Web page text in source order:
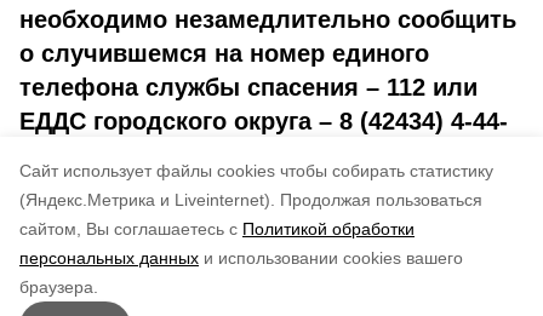
Cайт использует файлы cookies чтобы собирать статистику
(Яндекс.Метрика и Liveinternet).
Продолжая пользоваться
сайтом, Вы соглашаетесь с Политикой обработки
персональных данных и использовании cookies вашего
браузера.
необходимо незамедлительно сообщить
о случившемся на номер единого
телефона службы спасения – 112 или
ЕДДС городского округа – 8 (42434) 4-44-
терпящему бедствие.
по оценке
5